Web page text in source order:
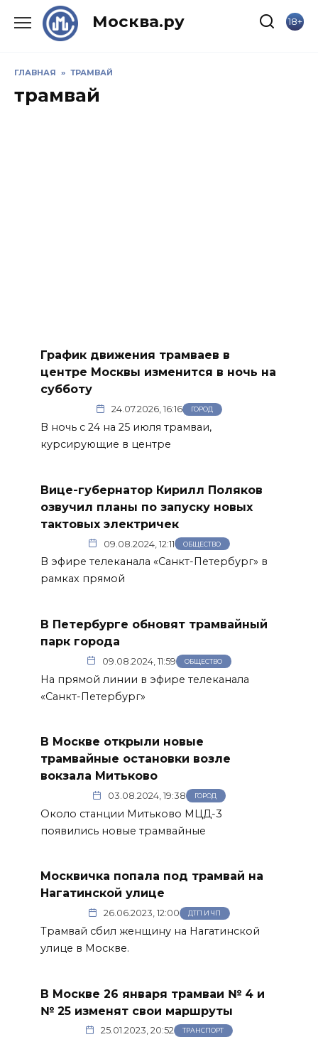
Москва.ру 18+
ГЛАВНАЯ » ТРАМВАЙ
трамвай
График движения трамваев в
центре Москвы изменится в ночь на
субботу
24.07.2026, 16:16 ГОРОД
В ночь с 24 на 25 июля трамваи,
курсирующие в центре
Вице-губернатор Кирилл Поляков
озвучил планы по запуску новых
тактовых электричек
09.08.2024, 12:11 ОБЩЕСТВО
В эфире телеканала «Санкт-Петербург» в
рамках прямой
В Петербурге обновят трамвайный
парк города
09.08.2024, 11:59 ОБЩЕСТВО
На прямой линии в эфире телеканала
«Санкт-Петербург»
В Москве открыли новые
трамвайные остановки возле
вокзала Митьково
03.08.2024, 19:38 ГОРОД
Около станции Митьково МЦД-3
появились новые трамвайные
Москвичка попала под трамвай на
Нагатинской улице
26.06.2023, 12:00 ДТП И ЧП
Трамвай сбил женщину на Нагатинской
улице в Москве.
В Москве 26 января трамваи № 4 и
№ 25 изменят свои маршруты
25.01.2023, 20:52 ТРАНСПОРТ